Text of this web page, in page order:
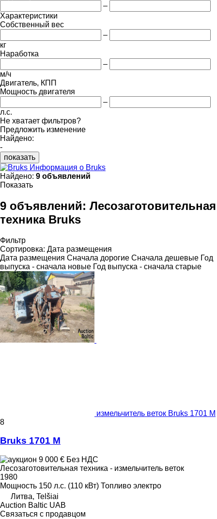
–
Характеристики
Собственный вес
–
кг
Наработка
–
м/ч
Двигатель, КПП
Мощность двигателя
–
л.с.
Не хватает фильтров?
Предложить изменение
Найдено:
-
показать
Информация о Bruks
Найдено: 9 объявлений
Показать
9 объявлений: Лесозаготовительная
техника Bruks
Фильтр
Сортировка: Дата размещения
Дата размещения Сначала дорогие Сначала дешевые Год
выпуска - сначала новые Год выпуска - сначала старые
измельчитель веток Bruks 1701 M
8
Bruks 1701 M
9 000 € Без НДС
Лесозаготовительная техника - измельчитель веток
1980
Мощность 150 л.с. (110 кВт) Топливо электро
Литва, Telšiai
Auction Baltic UAB
Связаться с продавцом